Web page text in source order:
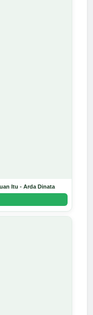
Itu - Arda Dinata